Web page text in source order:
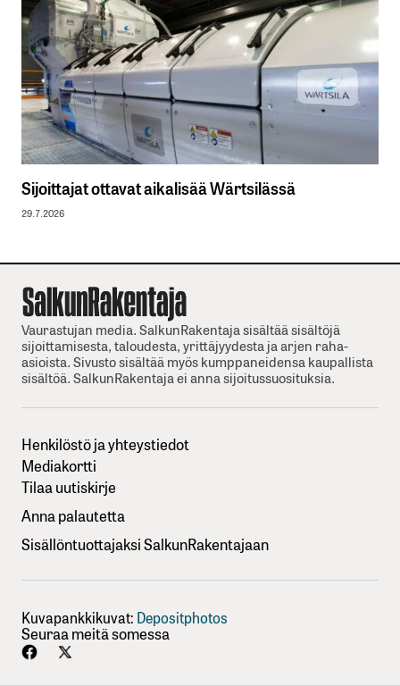
Sijoittajat ottavat aikalisää Wärtsilässä
29.7.2026
Vaurastujan media. SalkunRakentaja sisältää sisältöjä
sijoittamisesta, taloudesta, yrittäjyydesta ja arjen raha-
asioista. Sivusto sisältää myös kumppaneidensa kaupallista
sisältöä. SalkunRakentaja ei anna sijoitussuosituksia.
Henkilöstö ja yhteystiedot
Mediakortti
Tilaa uutiskirje
Anna palautetta
Sisällöntuottajaksi SalkunRakentajaan
Kuvapankkikuvat: Depositphotos
Seuraa meitä somessa